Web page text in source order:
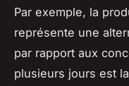
Par exemple, la
représente une
par rapport aux
plusieurs jours est